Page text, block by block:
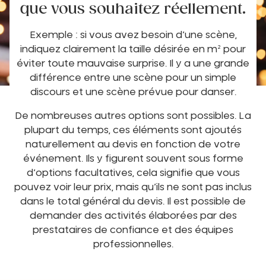
que vous souhaitez réellement.
Exemple : si vous avez besoin d’une scène,
indiquez clairement la taille désirée en m² pour
éviter toute mauvaise surprise. Il y a une grande
différence entre une scène pour un simple
discours et une scène prévue pour danser.
De nombreuses autres options sont possibles. La
plupart du temps, ces éléments sont ajoutés
naturellement au devis en fonction de votre
événement. Ils y figurent souvent sous forme
d’options facultatives, cela signifie que vous
pouvez voir leur prix, mais qu’ils ne sont pas inclus
dans le total général du devis. Il est possible de
demander des activités élaborées par des
prestataires de confiance et des équipes
professionnelles.